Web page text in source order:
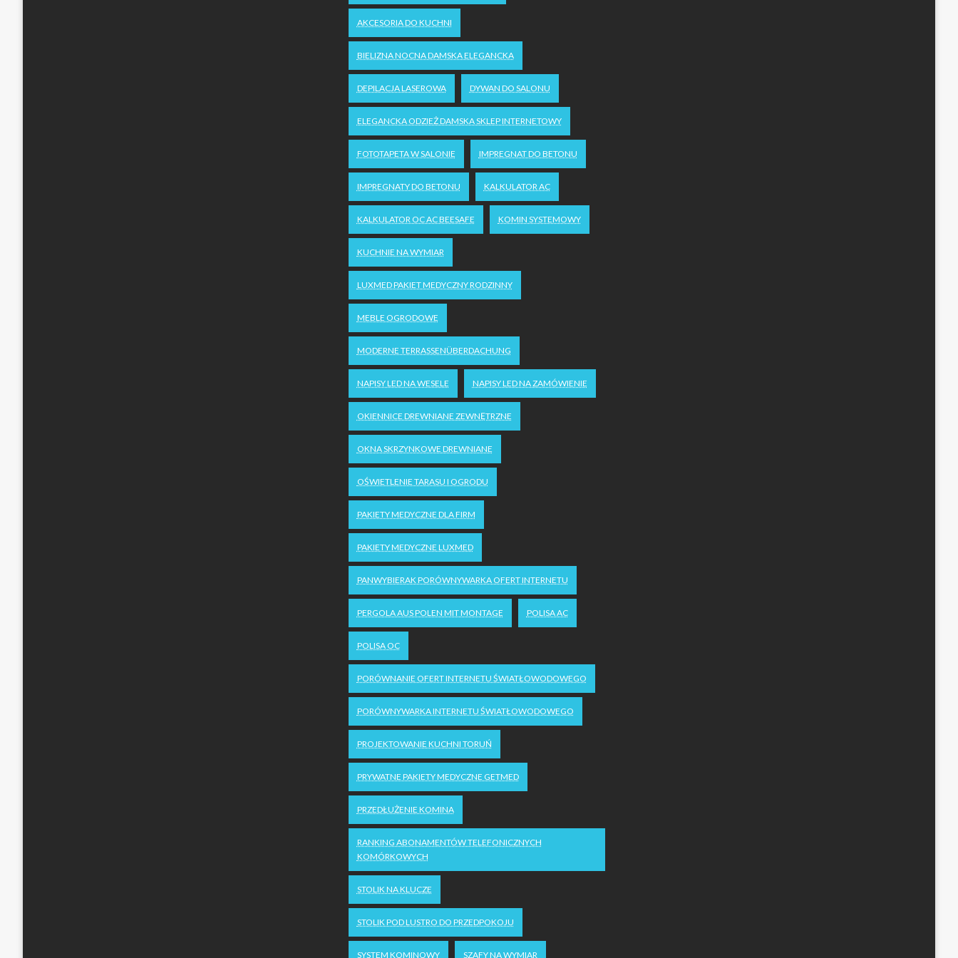
AKCESORIA DO KUCHNI
BIELIZNA NOCNA DAMSKA ELEGANCKA
DEPILACJA LASEROWA DYWAN DO SALONU
ELEGANCKA ODZIEŻ DAMSKA SKLEP INTERNETOWY
FOTOTAPETA W SALONIE IMPREGNAT DO BETONU
IMPREGNATY DO BETONU KALKULATOR AC
KALKULATOR OC AC BEESAFE KOMIN SYSTEMOWY
KUCHNIE NA WYMIAR
LUXMED PAKIET MEDYCZNY RODZINNY
MEBLE OGRODOWE
MODERNE TERRASSENÜBERDACHUNG
NAPISY LED NA WESELE NAPISY LED NA ZAMÓWIENIE
OKIENNICE DREWNIANE ZEWNĘTRZNE
OKNA SKRZYNKOWE DREWNIANE
OŚWIETLENIE TARASU I OGRODU
PAKIETY MEDYCZNE DLA FIRM
PAKIETY MEDYCZNE LUXMED
PANWYBIERAK PORÓWNYWARKA OFERT INTERNETU
PERGOLA AUS POLEN MIT MONTAGE POLISA AC
POLISA OC
PORÓWNANIE OFERT INTERNETU ŚWIATŁOWODOWEGO
PORÓWNYWARKA INTERNETU ŚWIATŁOWODOWEGO
PROJEKTOWANIE KUCHNI TORUŃ
PRYWATNE PAKIETY MEDYCZNE GETMED
PRZEDŁUŻENIE KOMINA
RANKING ABONAMENTÓW TELEFONICZNYCH
KOMÓRKOWYCH
STOLIK NA KLUCZE
STOLIK POD LUSTRO DO PRZEDPOKOJU
SYSTEM KOMINOWY SZAFY NA WYMIAR